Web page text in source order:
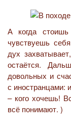
А когда
чувствуешь
дух
остаётся.
довольных и
с иностранцами:
– кого хочешь!
всё понимают. )